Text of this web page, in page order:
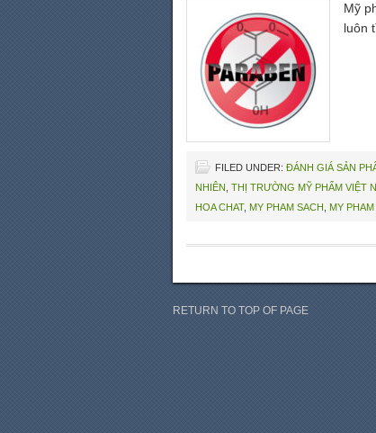
Mỹ
luôn
FILED UNDER: ĐÁNH GIÁ SẢN
NHIÊN THỊ TRƯỜNG MỸ PHẨM VIỆT
HOA CHAT, MY PHAM SACH MY
RETURN TO TOP OF PAGE